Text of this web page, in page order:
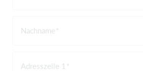
Nachname
Adresszeile 1